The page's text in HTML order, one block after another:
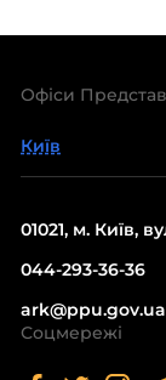
Офіси
Київ
01021, м. Київ,
044-293-36-36
ark@ppu.gov.ua
Соцмережі